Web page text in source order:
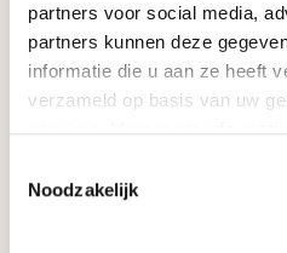
partners voor social media,
partners kunnen deze
informatie die u aan ze heeft
verzameld op basis van uw
Noodzakelijk
Wedding rings
PRE-OWNED
Maatwerk